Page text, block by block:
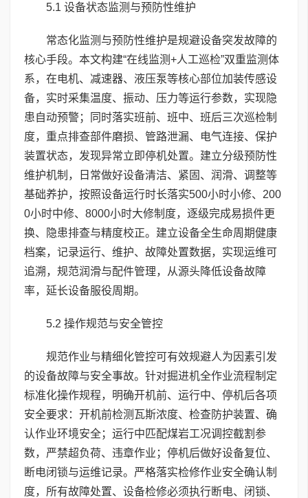
5.1 设备状态监测与预防性维护
常态化监测与预防性维护是规避设备突发故障的
核心手段。本文构建“在线监测+人工巡检”双重监测体
系，在电机、减速器、液压泵等核心部位加装传感设
备，实时采集温度、振动、压力等运行参数，实现隐
患自动预警；同时落实班前、班中、班后三次巡检制
度，重点排查部件磨损、管路泄漏、电气连接、保护
装置状态，发现异常立即停机处置。建立分级预防性
维护机制，日常做好设备清洁、紧固、润滑、调整等
基础养护，按照设备运行时长落实500小时小修、200
0小时中修、8000小时大修制度，逐级完成易损件更
换、隐患排查与精度校正。建立设备全生命周期健康
档案，记录运行、维护、故障处置数据，实现运维可
追溯，规范润滑与配件管理，从源头降低设备故障
率，延长设备服役周期。
5.2 操作规范与安全管控
规范作业与精细化管控可有效规避人为因素引发
的设备故障与安全事故。针对掘进机全作业流程制定
标准化操作规程，明确开机前、运行中、停机后各项
安全要求：开机前检测瓦斯浓度、检查防护装置、确
认作业环境安全；运行中匹配煤岩工况调控截割参
数，严禁超负荷、违章作业；停机后做好设备复位、
断电闭锁与运维记录。严格落实检修作业安全确认制
度，所有故障处置、设备检修必须执行断电、闭锁、